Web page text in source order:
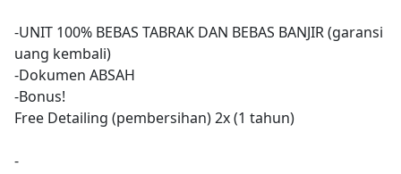
-UNIT 100% BEBAS TABRAK DAN BEBAS BANJIR (garansi
uang kembali)
-Dokumen ABSAH
-Bonus!
Free Detailing (pembersihan) 2x (1 tahun)
-